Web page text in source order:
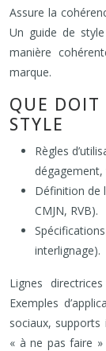
Assure la
Un guide de
manière
marque.
QUE DOIT
STYLE
Règles
Définition de
CMJN, RVB).
interlignage).
Lignes
Exemples
sociaux,
« à ne pas faire »